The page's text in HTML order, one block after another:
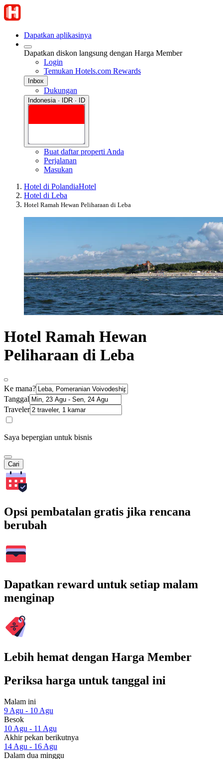
Dapatkan aplikasinya
Dapatkan diskon langsung dengan Harga Member
Login
Temukan Hotels.com Rewards
Inbox
Dukungan
Indonesia · IDR · ID
Buat daftar properti Anda
Perjalanan
Masukan
Hotel di PolandiaHotel
Hotel di Leba
Hotel Ramah Hewan Peliharaan di Leba
Hotel Ramah Hewan
Peliharaan di Leba
Ke mana?
Tanggal
Traveler
Saya bepergian untuk bisnis
Cari
Opsi pembatalan gratis jika rencana
berubah
Dapatkan reward untuk setiap malam
menginap
Lebih hemat dengan Harga Member
Periksa harga untuk tanggal ini
Malam ini
9 Agu - 10 Agu
Besok
10 Agu - 11 Agu
Akhir pekan berikutnya
14 Agu - 16 Agu
Dalam dua minggu